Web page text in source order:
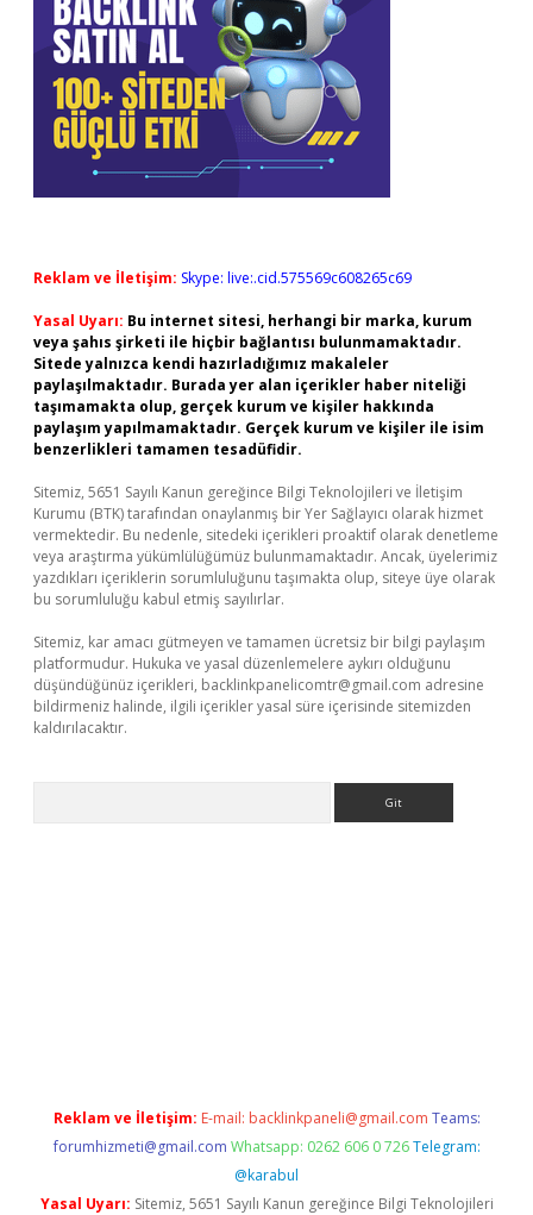
Reklam ve İletişim: Skype: live:.cid.575569c608265c69
Yasal Uyarı: Bu internet sitesi, herhangi bir marka, kurum
veya şahıs şirketi ile hiçbir bağlantısı bulunmamaktadır.
Sitede yalnızca kendi hazırladığımız makaleler
paylaşılmaktadır. Burada yer alan içerikler haber niteliği
taşımamakta olup, gerçek kurum ve kişiler hakkında
paylaşım yapılmamaktadır. Gerçek kurum ve kişiler ile isim
benzerlikleri tamamen tesadüfidir.
Sitemiz, 5651 Sayılı Kanun gereğince Bilgi Teknolojileri ve İletişim
Kurumu (BTK) tarafından onaylanmış bir Yer Sağlayıcı olarak hizmet
vermektedir. Bu nedenle, sitedeki içerikleri proaktif olarak denetleme
veya araştırma yükümlülüğümüz bulunmamaktadır. Ancak, üyelerimiz
yazdıkları içeriklerin sorumluluğunu taşımakta olup, siteye üye olarak
bu sorumluluğu kabul etmiş sayılırlar.
Sitemiz, kar amacı gütmeyen ve tamamen ücretsiz bir bilgi paylaşım
platformudur. Hukuka ve yasal düzenlemelere aykırı olduğunu
düşündüğünüz içerikleri, backlinkpanelicomtr@gmail.com adresine
bildirmeniz halinde, ilgili içerikler yasal süre içerisinde sitemizden
kaldırılacaktır.
Reklam ve İletişim: E-mail: backlinkpaneli@gmail.com Teams:
forumhizmeti@gmail.com Whatsapp: 0262 606 0 726 Telegram:
@karabul
Yasal Uyarı: Sitemiz, 5651 Sayılı Kanun gereğince Bilgi Teknolojileri